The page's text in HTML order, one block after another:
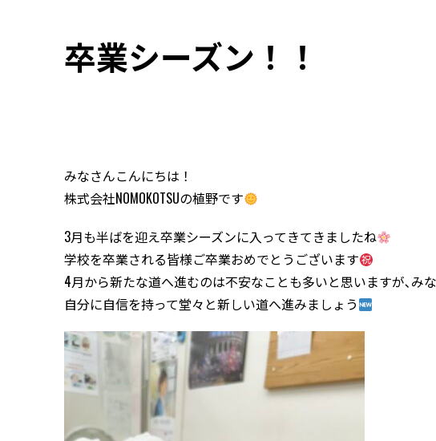
卒業シーズン！！
みなさんこんにちは！
株式会社NOMOKOTSUの植野です
3月も半ばを迎え卒業シーズンに入ってきてきましたね
学校を卒業される皆様ご卒業おめでとうございます
4月から新たな道へ進むのは不安なことも多いと思いますが､み
自分に自信を持って堂々と新しい道へ進みましょう